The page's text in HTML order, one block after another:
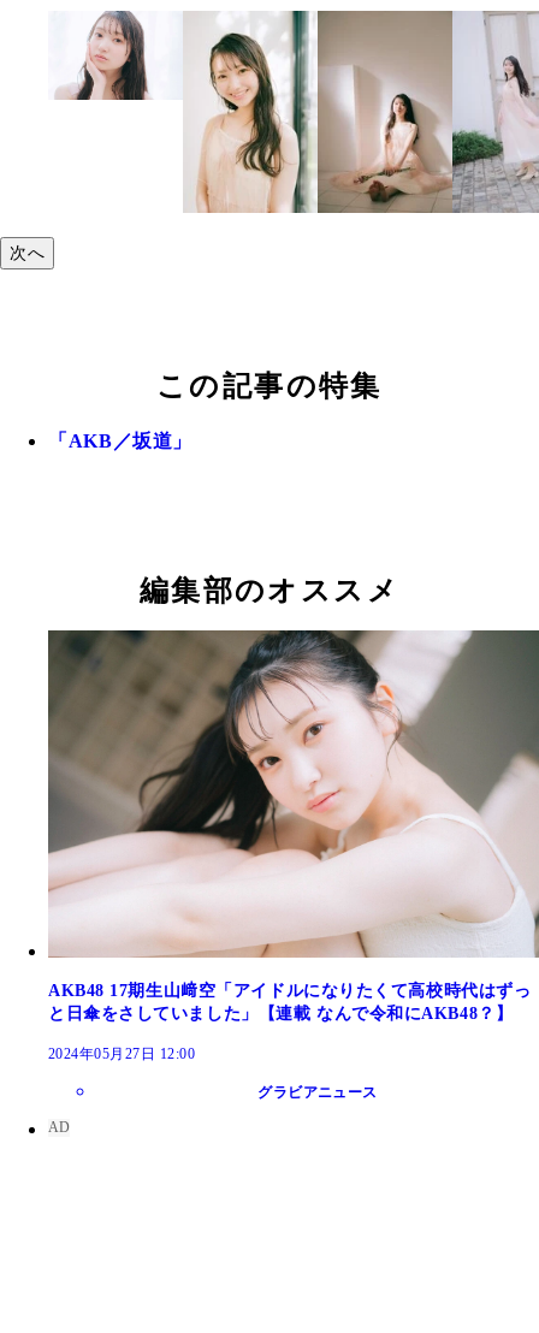
次へ
この記事の特集
「AKB／坂道」
編集部のオススメ
AKB48 17期生山﨑空「アイドルになりたくて高校時代はずっ
と日傘をさしていました」【連載 なんで令和にAKB48？】
2024年05月27日 12:00
グラビアニュース